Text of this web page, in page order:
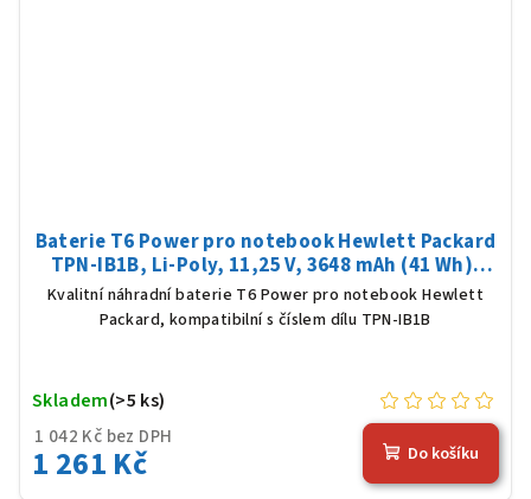
Baterie T6 Power pro notebook Hewlett Packard
TPN-IB1B, Li-Poly, 11,25 V, 3648 mAh (41 Wh),
černá
Kvalitní náhradní baterie T6 Power pro notebook Hewlett
Packard, kompatibilní s číslem dílu TPN-IB1B
1 042 Kč bez DPH
1 261 Kč
Skladem(>5 ks)
Do košíku